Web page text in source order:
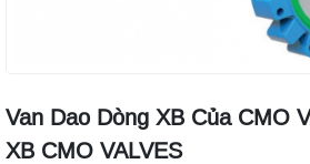
Van Dao Dòng XB Của CMO
XB CMO VALVES